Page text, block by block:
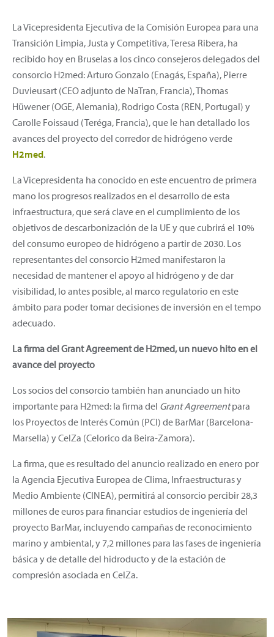
La Vicepresidenta Ejecutiva de la Comisión Europea para una
Transición Limpia, Justa y Competitiva, Teresa Ribera, ha
recibido hoy en Bruselas a los cinco consejeros delegados del
consorcio H2med: Arturo Gonzalo (Enagás, España), Pierre
Duvieusart (CEO adjunto de NaTran, Francia), Thomas
Hüwener (OGE, Alemania), Rodrigo Costa (REN, Portugal) y
Carolle Foissaud (Teréga, Francia), que le han detallado los
avances del proyecto del corredor de hidrógeno verde
H2med.
La Vicepresidenta ha conocido en este encuentro de primera
mano los progresos realizados en el desarrollo de esta
infraestructura, que será clave en el cumplimiento de los
objetivos de descarbonización de la UE y que cubrirá el 10%
del consumo europeo de hidrógeno a partir de 2030. Los
representantes del consorcio H2med manifestaron la
necesidad de mantener el apoyo al hidrógeno y de dar
visibilidad, lo antes posible, al marco regulatorio en este
ámbito para poder tomar decisiones de inversión en el tempo
adecuado.
La firma del Grant Agreement de H2med, un nuevo hito en el
avance del proyecto
Los socios del consorcio también han anunciado un hito
importante para H2med: la firma del Grant Agreementpara
los Proyectos de Interés Común (PCI) de BarMar (Barcelona-
Marsella) y CelZa (Celorico da Beira-Zamora).
La firma, que es resultado del anuncio realizado en enero por
la Agencia Ejecutiva Europea de Clima, Infraestructuras y
Medio Ambiente (CINEA), permitirá al consorcio percibir 28,3
millones de euros para financiar estudios de ingeniería del
proyecto BarMar, incluyendo campañas de reconocimiento
marino y ambiental, y 7,2 millones para las fases de ingeniería
básica y de detalle del hidroducto y de la estación de
compresión asociada en CelZa.